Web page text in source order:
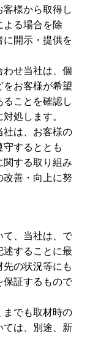
客様から取得し
よる場合を除
に開示・提供を
わせ当社は、個
をお客様が希望
ることを確認し
処します。
社は、お客様の
するととも
関する取り組み
改善・向上に努
て、当社は、で
述することに最
の状況等にも
保証するもので
までも取材時の
ては、別途、新